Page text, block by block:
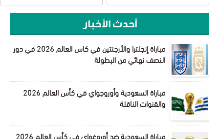
أحدث الأخبار
مباراة إنجلترا والأرجنتين في كاس العالم 2026 في دور
النصف نهائي من البطولة
مباراة السعودية وأوروجواي في كأس العالم 2026
والقنوات الناقلة
مباراة السعودية ضد أوروغواي في كأس العالم 2026